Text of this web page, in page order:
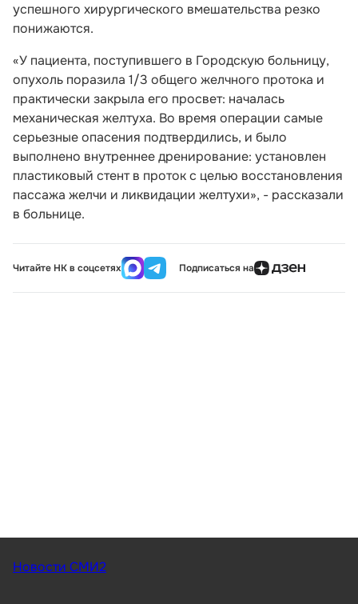
успешного хирургического вмешательства резко
понижаются.
«У пациента, поступившего в Городскую больницу,
опухоль поразила 1/3 общего желчного протока и
практически закрыла его просвет: началась
механическая желтуха. Во время операции самые
серьезные опасения подтвердились, и было
выполнено внутреннее дренирование: установлен
пластиковый стент в проток с целью восстановления
пассажа желчи и ликвидации желтухи», - рассказали
в больнице.
Читайте НК в соцсетях Подписаться на
Новости СМИ2